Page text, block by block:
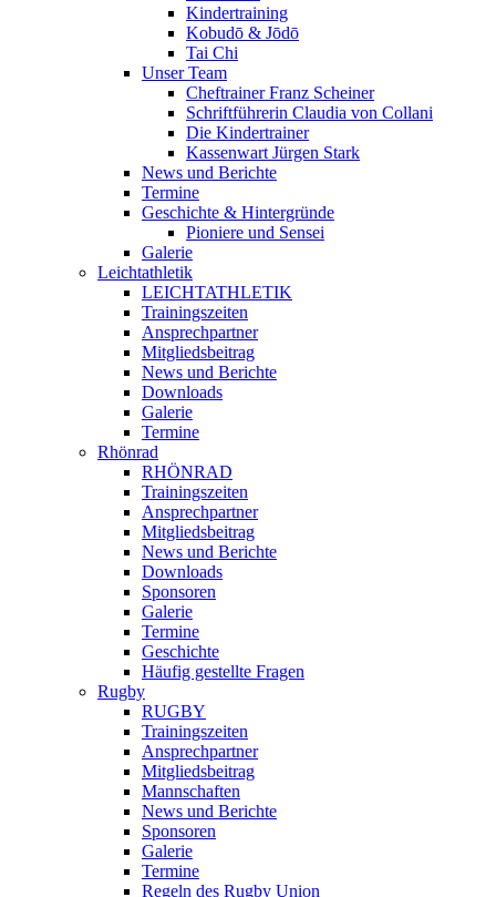
Kindertraining
Kobudō & Jōdō
Tai Chi
Unser Team
Cheftrainer Franz Scheiner
Schriftführerin Claudia von Collani
Die Kindertrainer
Kassenwart Jürgen Stark
News und Berichte
Termine
Geschichte & Hintergründe
Pioniere und Sensei
Galerie
Leichtathletik
LEICHTATHLETIK
Trainingszeiten
Ansprechpartner
Mitgliedsbeitrag
News und Berichte
Downloads
Galerie
Termine
Rhönrad
RHÖNRAD
Trainingszeiten
Ansprechpartner
Mitgliedsbeitrag
News und Berichte
Downloads
Sponsoren
Galerie
Termine
Geschichte
Häufig gestellte Fragen
Rugby
RUGBY
Trainingszeiten
Ansprechpartner
Mitgliedsbeitrag
Mannschaften
News und Berichte
Sponsoren
Galerie
Termine
Regeln des Rugby Union